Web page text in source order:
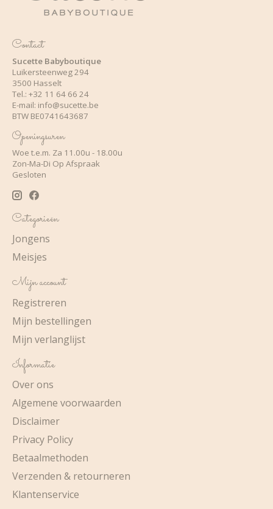
Contact
Sucette Babyboutique
Luikersteenweg 294
3500 Hasselt
Tel.: +32 11 64 66 24
E-mail: info@sucette.be
BTW BE0741643687
Openingsuren
Woe t.e.m. Za 11.00u - 18.00u
Zon-Ma-Di Op Afspraak
Gesloten
Categorieën
Jongens
Meisjes
Mijn account
Registreren
Mijn bestellingen
Mijn verlanglijst
Informatie
Over ons
Algemene voorwaarden
Disclaimer
Privacy Policy
Betaalmethoden
Verzenden & retourneren
Klantenservice